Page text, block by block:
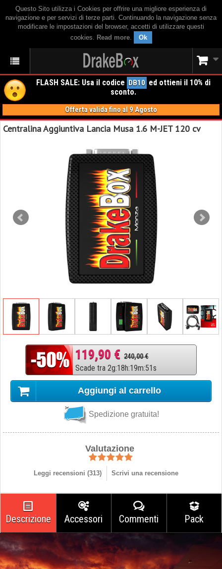
Questo Sito utilizza i Cookies per offrire una migliore esperienza di
navigazione e per servizi di terze parti. Continuando la navigazione senza
modificare le impostazioni del browser, accetti di utilizzare questi
cookies. Read more. Ok
FLASH SALE: Usa il codice DB10 ed ottieni il 10% di
sconto.
Offerta valida fino al 9 Agosto
Centralina Aggiuntiva Lancia Musa 1.6 M-JET 120 cv
119,90 € 240,00 €
Scade tra 2g:18h:19m:50s
Aggiungi al carrello
Spedizione gratuita!
Valutazione
Leggi recensioni (313) Scrivi una recensione
Descrizione Accessori Commenti Pack